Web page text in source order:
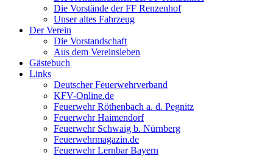
Die Vorstände der FF Renzenhof
Unser altes Fahrzeug
Der Verein
Die Vorstandschaft
Aus dem Vereinsleben
Gästebuch
Links
Deutscher Feuerwehrverband
KFV-Online.de
Feuerwehr Röthenbach a. d. Pegnitz
Feuerwehr Haimendorf
Feuerwehr Schwaig b. Nürnberg
Feuerwehrmagazin.de
Feuerwehr Lernbar Bayern